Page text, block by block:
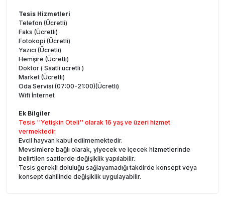
Tesis Hizmetleri
Telefon (Ücretli)
Faks (Ücretli)
Fotokopi (Ücretli)
Yazıcı (Ücretli)
Hemşire (Ücretli)
Doktor ( Saatli ücretli )
Market (Ücretli)
Oda Servisi (07:00-21:00)(Ücretli)
Wifi İnternet
Ek Bilgiler
Tesis ''Yetişkin Oteli'' olarak 16 yaş ve üzeri hizmet
vermektedir.
Evcil hayvan kabul edilmemektedir.
Mevsimlere bağlı olarak, yiyecek ve içecek hizmetlerinde
belirtilen saatlerde değişiklik yapılabilir.
Tesis gerekli doluluğu sağlayamadığı takdirde konsept veya
konsept dahilinde değişiklik uygulayabilir.